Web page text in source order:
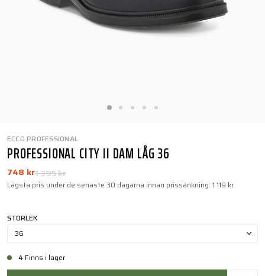
ECCO PROFESSIONAL
PROFESSIONAL CITY II DAM LÅG 36
1 395 kr
748 kr
Lägsta pris under de senaste 30 dagarna innan prissänkning: 1 119 kr
STORLEK
36
4 Finns i lager